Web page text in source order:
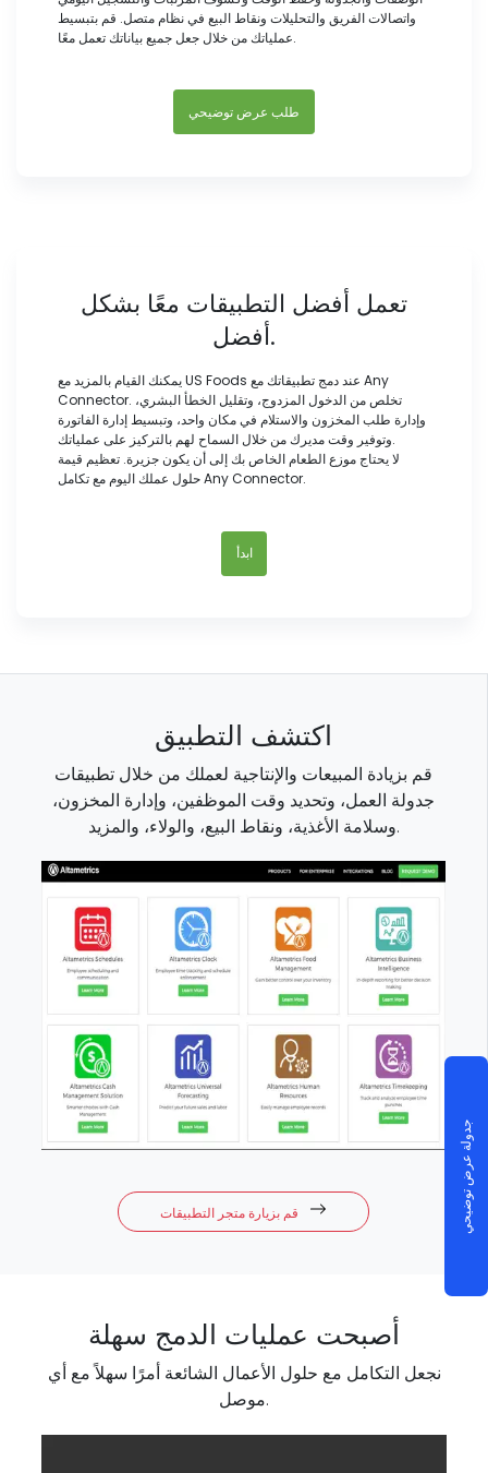
واتصالات الفريق والتحليلات ونقاط البيع في نظام متصل. قم بتبسيط
عملياتك من خلال جعل جميع بياناتك تعمل معًا.
طلب عرض توضيحي
تعمل أفضل التطبيقات معًا بشكل
أفضل.
يمكنك القيام بالمزيد مع US Foods عند دمج تطبيقاتك مع Any
Connector. تخلص من الدخول المزدوج، وتقليل الخطأ البشري،
وإدارة طلب المخزون والاستلام في مكان واحد، وتبسيط إدارة الفاتورة
وتوفير وقت مديرك من خلال السماح لهم بالتركيز على عملياتك.
لا يحتاج موزع الطعام الخاص بك إلى أن يكون جزيرة. تعظيم قيمة
حلول عملك اليوم مع تكامل Any Connector.
ابدأ
اكتشف التطبيق
قم بزيادة المبيعات والإنتاجية لعملك من خلال تطبيقات
جدولة العمل، وتحديد وقت الموظفين، وإدارة المخزون،
وسلامة الأغذية، ونقاط البيع، والولاء، والمزيد.
أصبحت عمليات الدمج سهلة
نجعل التكامل مع حلول الأعمال الشائعة أمرًا سهلاً مع أي
موصل.
جدولة عرض توضيحي